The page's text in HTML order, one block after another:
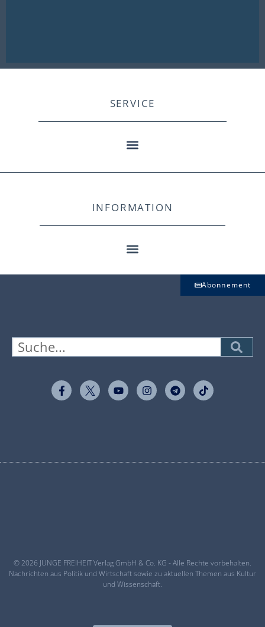
SERVICE
INFORMATION
Abonnement
© 2026 JUNGE FREIHEIT Verlag GmbH & Co. KG - Alle Rechte vorbehalten.
Nachrichten aus Politik und Wirtschaft sowie zu aktuellen Themen aus Kultur
und Wissenschaft.